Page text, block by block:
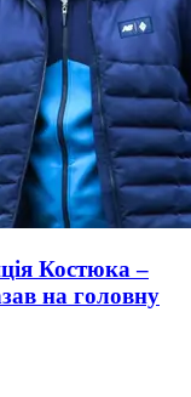
Костюка –
на головну